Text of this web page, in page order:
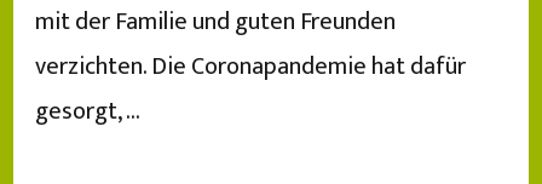
mit der Familie und guten Freunden
verzichten. Die Coronapandemie hat dafür
gesorgt, …